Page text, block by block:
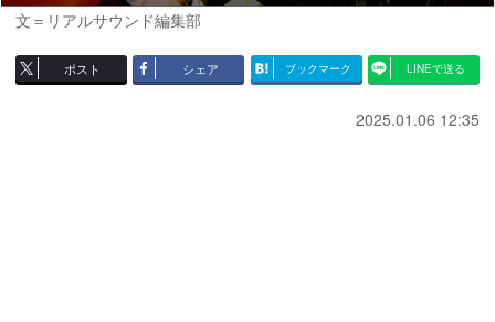
文＝リアルサウンド編集部
ポスト シェア ブックマーク LINEで送る
2025.01.06 12:35